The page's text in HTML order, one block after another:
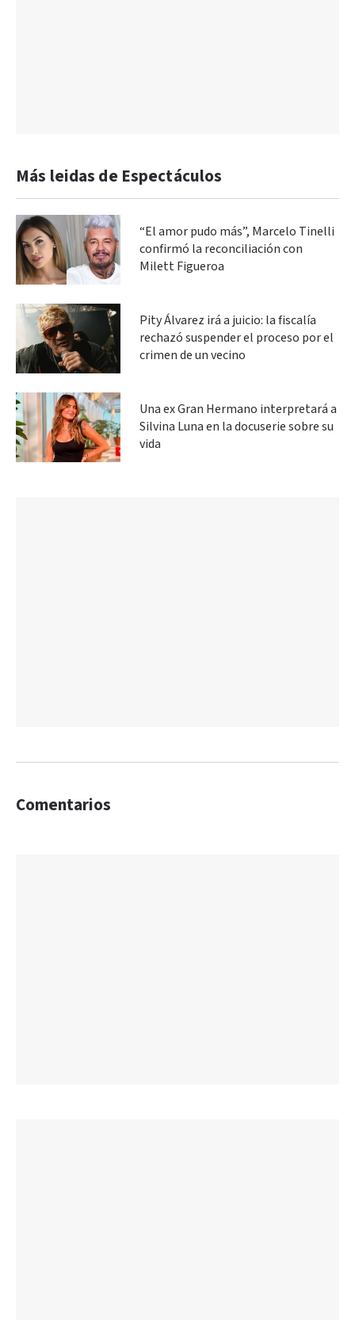
Más leidas de Espectáculos
“El amor pudo más”, Marcelo Tinelli
confirmó la reconciliación con
Milett Figueroa
Pity Álvarez irá a juicio: la fiscalía
rechazó suspender el proceso por el
crimen de un vecino
Una ex Gran Hermano interpretará a
Silvina Luna en la docuserie sobre su
vida
Comentarios